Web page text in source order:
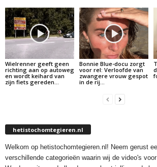
Wielrenner geeft geen
richting aan op autoweg
en wordt keihard van
zijn fiets gereden…
Bonnie Blue-docu zorgt
voor rel: Verloofde van
zwangere vrouw gespot
in de rij…
hetistochomtegieren.nl
Welkom op hetistochomtegieren.nl! Neem gerust
verschillende categorieën waarin wij de video's